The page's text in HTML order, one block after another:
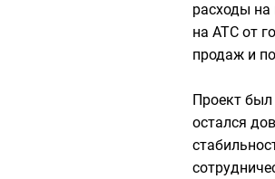
расходы
на АТС от
продаж и
Проект
остался